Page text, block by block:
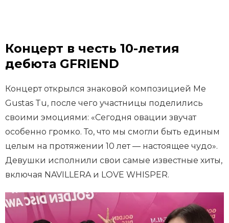
Концерт в честь 10-летия
дебюта GFRIEND
Концерт открылся знаковой композицией Me
Gustas Tu, после чего участницы поделились
своими эмоциями: «Сегодня овации звучат
особенно громко. То, что мы смогли быть единым
целым на протяжении 10 лет — настоящее чудо».
Девушки исполнили свои самые известные хиты,
включая NAVILLERA и LOVE WHISPER.